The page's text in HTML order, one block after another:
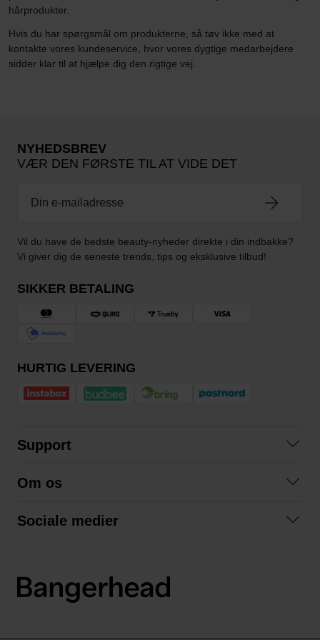
hårprodukter.
Hvis du har spørgsmål om produkterne, så tøv ikke med at
kontakte vores kundeservice, hvor vores dygtige medarbejdere
sidder klar til at hjælpe dig den rigtige vej.
NYHEDSBREV
VÆR DEN FØRSTE TIL AT VIDE DET
Vil du have de bedste beauty-nyheder direkte i din indbakke?
Vi giver dig de seneste trends, tips og eksklusive tilbud!
SIKKER BETALING
HURTIG LEVERING
Support
Betingelser
Om os
Sociale medier
LinkedIn